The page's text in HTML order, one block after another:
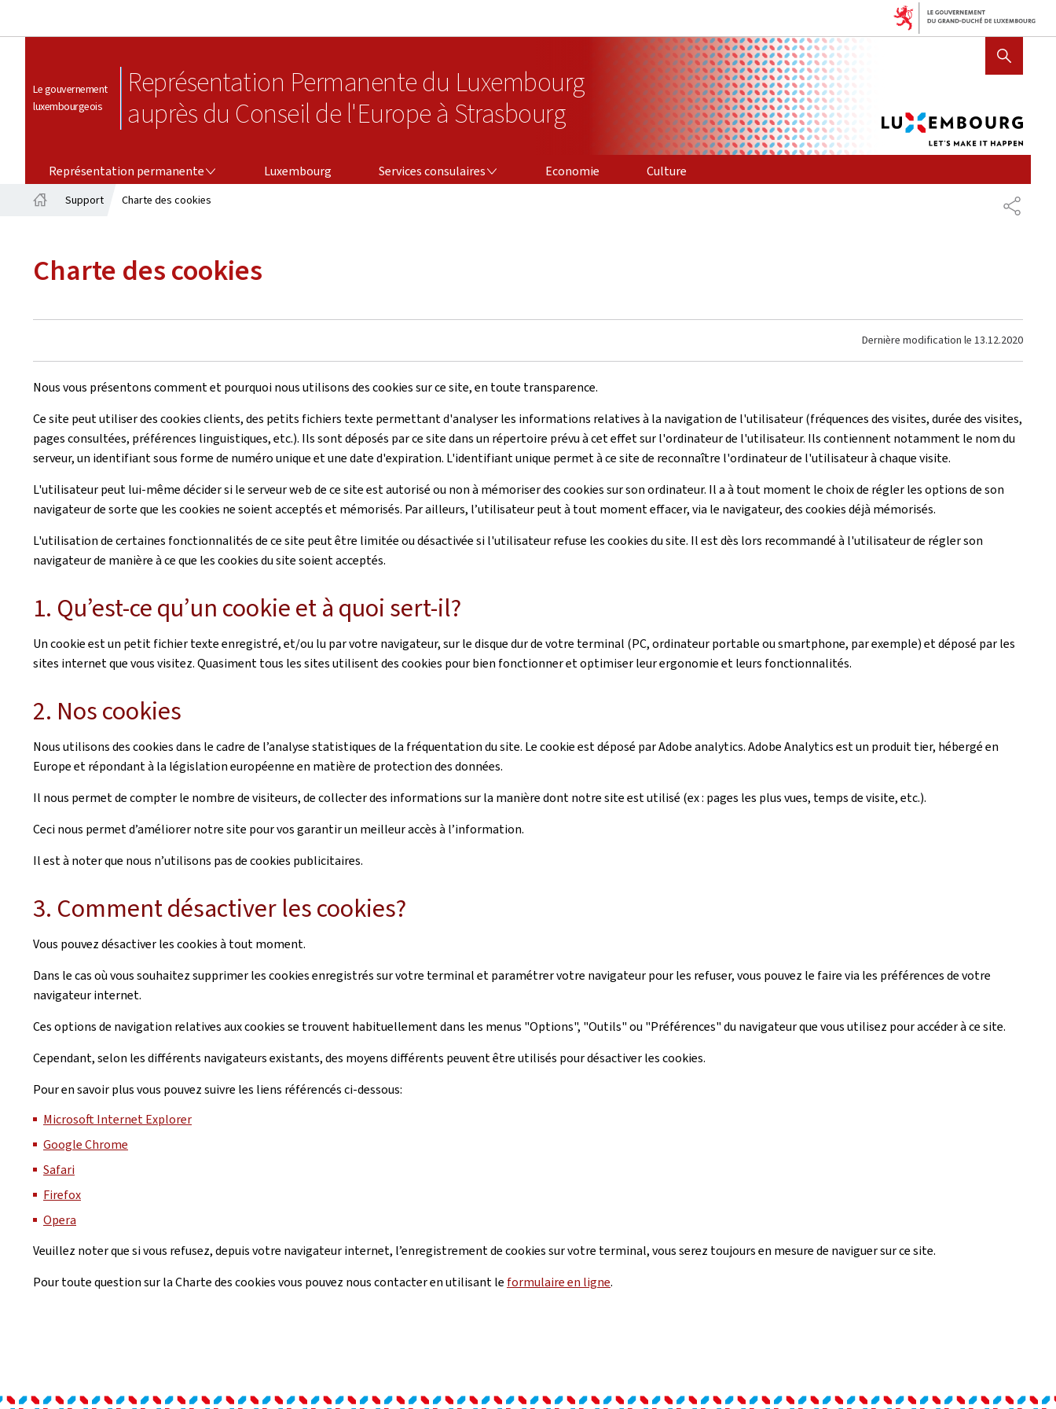
Le gouvernement
luxembourgeois
Représentation Permanente du Luxembourg
auprès du Conseil de l'Europe à Strasbourg
AFFICHER / MASQUER LA
Représentation permanente
REPRÉSENTATION PERMANENTE
Luxembourg Services consulaires Economie
Culture
Support Charte des cookies
Charte des cookies
Dernière modification le 13.12.2020
Nous vous présentons comment et pourquoi nous utilisons des cookies sur ce site, en toute transparence.
Ce site peut utiliser des cookies clients, des petits fichiers texte permettant d'analyser les informations relatives à la navigation de l'utilisateur (fréquences des visites, durée des visites,
pages consultées, préférences linguistiques, etc.). Ils sont déposés par ce site dans un répertoire prévu à cet effet sur l'ordinateur de l'utilisateur. Ils contiennent notamment le nom du
serveur, un identifiant sous forme de numéro unique et une date d'expiration. L'identifiant unique permet à ce site de reconnaître l'ordinateur de l'utilisateur à chaque visite.
L'utilisateur peut lui-même décider si le serveur web de ce site est autorisé ou non à mémoriser des cookies sur son ordinateur. Il a à tout moment le choix de régler les options de son
navigateur de sorte que les cookies ne soient acceptés et mémorisés. Par ailleurs, l’utilisateur peut à tout moment effacer, via le navigateur, des cookies déjà mémorisés.
L'utilisation de certaines fonctionnalités de ce site peut être limitée ou désactivée si l'utilisateur refuse les cookies du site. Il est dès lors recommandé à l'utilisateur de régler son
navigateur de manière à ce que les cookies du site soient acceptés.
1. Qu’est-ce qu’un cookie et à quoi sert-il?
Un cookie est un petit fichier texte enregistré, et/ou lu par votre navigateur, sur le disque dur de votre terminal (PC, ordinateur portable ou smartphone, par exemple) et déposé par les
sites internet que vous visitez. Quasiment tous les sites utilisent des cookies pour bien fonctionner et optimiser leur ergonomie et leurs fonctionnalités.
2. Nos cookies
Nous utilisons des cookies dans le cadre de l’analyse statistiques de la fréquentation du site. Le cookie est déposé par Adobe analytics. Adobe Analytics est un produit tier, hébergé en
Europe et répondant à la législation européenne en matière de protection des données.
Il nous permet de compter le nombre de visiteurs, de collecter des informations sur la manière dont notre site est utilisé (ex : pages les plus vues, temps de visite, etc.).
Ceci nous permet d’améliorer notre site pour vos garantir un meilleur accès à l’information.
Il est à noter que nous n’utilisons pas de cookies publicitaires.
3. Comment désactiver les cookies?
Vous pouvez désactiver les cookies à tout moment.
Dans le cas où vous souhaitez supprimer les cookies enregistrés sur votre terminal et paramétrer votre navigateur pour les refuser, vous pouvez le faire via les préférences de votre
navigateur internet.
Ces options de navigation relatives aux cookies se trouvent habituellement dans les menus "Options", "Outils" ou "Préférences" du navigateur que vous utilisez pour accéder à ce site.
Cependant, selon les différents navigateurs existants, des moyens différents peuvent être utilisés pour désactiver les cookies.
Pour en savoir plus vous pouvez suivre les liens référencés ci-dessous:
Microsoft Internet Explorer
Google Chrome
Safari
Firefox
Opera
Veuillez noter que si vous refusez, depuis votre navigateur internet, l’enregistrement de cookies sur votre terminal, vous serez toujours en mesure de naviguer sur ce site.
Pour toute question sur la Charte des cookies vous pouvez nous contacter en utilisant le formulaire en ligne.